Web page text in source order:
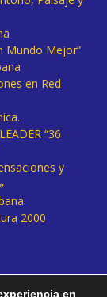
Mundo Mejor”
en Red
“36
y
2000
en